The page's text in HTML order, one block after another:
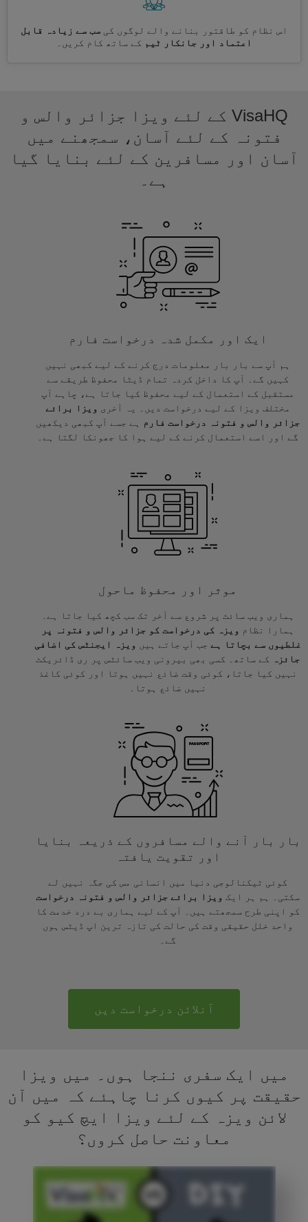
اس نظام کو طاقتور بنانے والے لوگوں کی سب سے زیادہ قابل
اعتماد اور جانکار ٹیم کے ساتھ کام کریں۔
VisaHQ کے لئے ویزا جزائر والس و
فتونہ کے لئے آسان، سمجھنے میں
آسان اور مسافرین کے لئے بنایا گیا
ہے۔
ایک اور مکمل شدہ درخواست فارم
ہم آپ سے بار بار معلومات درج کرنے کے لیے کبھی نہیں
کہیں گے۔ آپ کا داخل کردہ تمام ڈیٹا محفوظ طریقے سے
مستقبل کے استعمال کے لیے محفوظ کیا جاتا ہے، چاہے آپ
مختلف ویزا کے لیے درخواست دیں۔ یہ آخری ویزا برائے
جزائر والس و فتونہ درخواست فارم
ہے جسے آپ کبھی دیکھیں
گے اور اسے استعمال کرنے کے لیے ہوا کا جھونکا لگتا ہے۔
موثر اور محفوظ ماحول
ہماری ویب سائٹ پر شروع سے آخر تک سب کچھ کیا جاتا ہے۔
ہمارا نظام ویزہ کی درخواست کو جزائر والس و فتونہ پر
غلطیوں سے بچاتا ہے جب آپ جاتے ہیں
ویزہ ایجنٹس کی اضافی
جائزہ
کے ساتھ۔ کسی بھی بیرونی ویب سائٹس پر ری ڈائریکٹ
نہیں کیا جاتا، کوئی وقت ضائع نہیں ہوتا اور کوئی کاغذ
نہیں ضائع ہوتا۔
بار بار آنے والے مسافروں کے ذریعہ بنایا
اور تقویت یافتہ
کوئی ٹیکنالوجی دنیا میں انسانی مس کی جگہ نہیں لے
سکتی۔ ہم ہر ایک ویزا برائے جزائر والس و فتونہ درخواست
کو اپنی طرح سمجھتے ہیں۔ آپ کے لیے ہماری بے درد خدمت کا
واحد خلل حقیقی وقت کی حالت کی تازہ ترین اپ ڈیٹس ہوں
گے۔
آنلائن درخواست دیں
میں ایک سفری ننجا ہوں۔ میں ویزا
حقیقت پر کیوں کرنا چاہئے کہ میں آن
لائن ویزہ کے لئے ویزا ایچ کیو کو
معاونت حاصل کروں؟